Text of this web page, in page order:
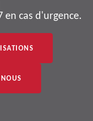
cas d'urgence.